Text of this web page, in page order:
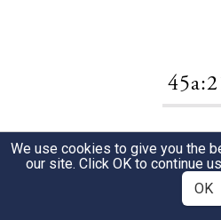
כאנשי העיר אלא
אלפים פסיעות
We use cookies to give you the
our site. Click OK to continue
OK